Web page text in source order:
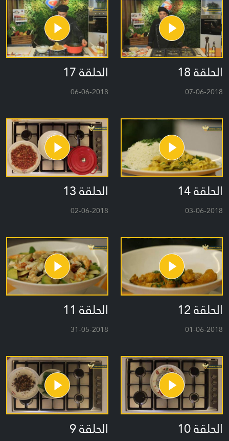
الحلقة 18
07-06-2018
الحلقة 17
06-06-2018
الحلقة 14
03-06-2018
الحلقة 13
02-06-2018
الحلقة 12
01-06-2018
الحلقة 11
31-05-2018
الحلقة 10 الحلقة 9